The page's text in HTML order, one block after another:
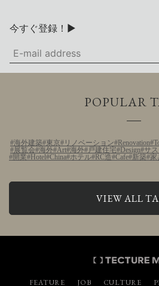
今すぐ登録！▶
POPULAR
海外建築 東京 リノベーション Renovation
展覧会 海外 Art 海外 戸建住宅 Design サ
開業 Hotel China ホテル RC造 Cafe 新築 家
VIEW ALL
FEATURE JOB CULTURE